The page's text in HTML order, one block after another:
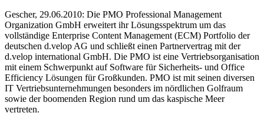
Gescher, 29.06.2010: Die PMO Professional Management
Organization GmbH erweitert ihr Lösungsspektrum um das
vollständige Enterprise Content Management (ECM) Portfolio der
deutschen d.velop AG und schließt einen Partnervertrag mit der
d.velop international GmbH. Die PMO ist eine Vertriebsorganisation
mit einem Schwerpunkt auf Software für Sicherheits- und Office
Efficiency Lösungen für Großkunden. PMO ist mit seinen diversen
IT Vertriebsunternehmungen besonders im nördlichen Golfraum
sowie der boomenden Region rund um das kaspische Meer
vertreten.